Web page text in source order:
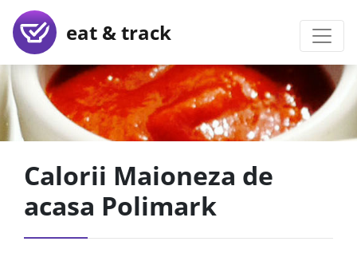
eat & track
Calorii Maioneza de
acasa Polimark